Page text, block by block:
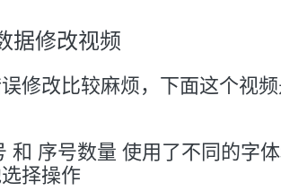
据修改视频
修改比较麻烦，下面这个视
和 序号数量 使用了不同的字
择操作